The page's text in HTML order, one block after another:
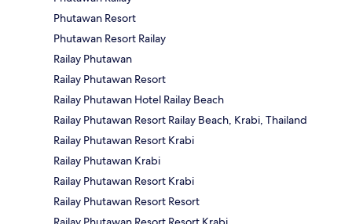
Phutawan Resort
Phutawan Resort Railay
Railay Phutawan
Railay Phutawan Resort
Railay Phutawan Hotel Railay Beach
Railay Phutawan Resort Railay Beach, Krabi, Thailand
Railay Phutawan Resort Krabi
Railay Phutawan Krabi
Railay Phutawan Resort Krabi
Railay Phutawan Resort Resort